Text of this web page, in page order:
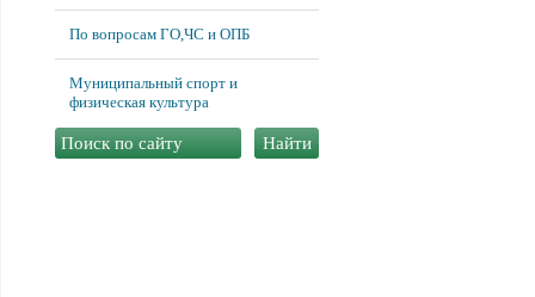
По вопросам ГО,ЧС и ОПБ
Муниципальный спорт и
физическая культура